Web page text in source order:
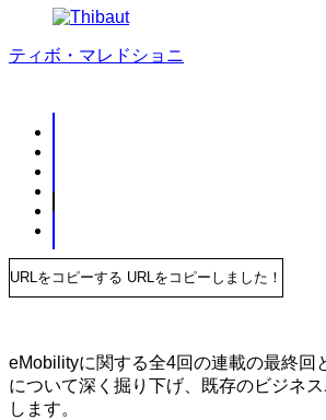
ティボ・マレドショニ
URLをコピーする URLをコピーしました！
eMobilityに関する全4回の連載の最終回
について深く掘り下げ、既存のビジネ
します。